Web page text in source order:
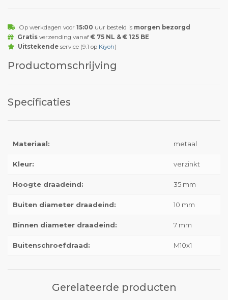
Op werkdagen voor 15:00 uur besteld is morgen bezorgd
Gratisverzending vanaf € 75 NL & € 125 BE
Uitstekendeservice (9.1 op Kiyoh)
Productomschrijving
Specificaties
Materiaal: metaal
Kleur: verzinkt
Hoogte draadeind: 35 mm
Buiten diameter draadeind: 10 mm
Binnen diameter draadeind: 7 mm
Buitenschroefdraad: M10x1
Gerelateerde producten